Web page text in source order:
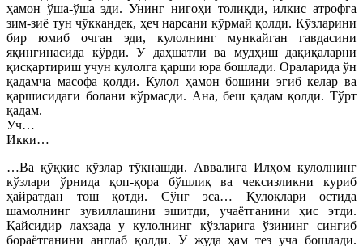
ҳамон ўша-ўша эди. Унинг нигоҳи толиқди, илкис атрофга
зим-зиё тун чўккандек, ҳеч нарсани кўрмай қолди. Кўзларини
бир юмиб очган эди, кулолнинг мункайган гавдасини
яқингинасида кўрди. У даҳшатли ва мудҳиш дақиқаларни
қисқартириш учун кулолга қарши юра бошлади. Ораларида ўн
қадамча масофа қолди. Кулол ҳамон бошини эгиб келар ва
қаршисидаги болани кўрмасди. Ана, беш қадам қолди. Тўрт
қадам.
Уч…
Икки…
…Ва қўққис кўзлар тўқнашди. Аввалига Илҳом кулолнинг
кўзлари ўрнида қоп-қора бўшлиқ ва чексизликни куриб
ҳайратдан тош қотди. Сўнг эса… Қулоқлари остида
шамолнинг зувиллашини эшитди, учаётганини ҳис этди.
Қайсидир лаҳзада у кулолнинг кўзларига ўзининг сингиб
бораётганини англаб қолди. У жуда ҳам тез уча бошлади.